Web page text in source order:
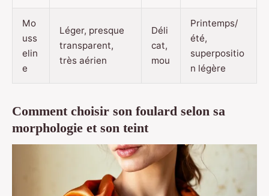
Mo
uss
elin
e
Léger, presque
transparent,
très aérien
Déli
cat,
mou
Printemps/
été,
superpositio
n légère
Comment choisir son foulard selon sa
morphologie et son teint